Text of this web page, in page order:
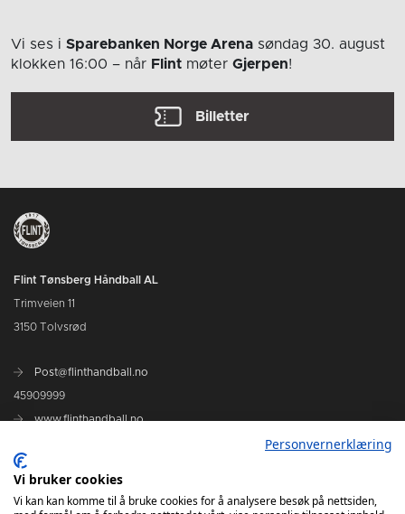
Vi ses i Sparebanken Norge Arena søndag 30. august
klokken 16:00 – når Flint møter Gjerpen!
Billetter
Flint Tønsberg Håndball AL
Trimveien 11
3150 Tolvsrød
Post@flinthandball.no
45909999
www.flinthandball.no
Personvernerklæring
Vi bruker cookies
Vi kan kan komme til å bruke cookies for å analysere besøk på nettsiden,